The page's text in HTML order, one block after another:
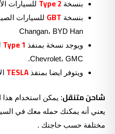
بنسخة Type 2 للسيارات
بنسخة GBT
Changan، BYD Han
ويوجد نسخة بمنفذ Type 1
Chevrolet، GMC.
ويتوفر ايضا بمنفذ TESLA
شاحن متنقل: يمكن استخدام
يعني أنه يمكنك حمله معك في
مختلفة حسب حاجتك .